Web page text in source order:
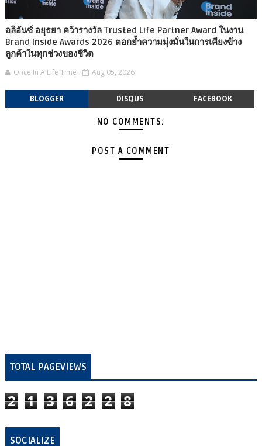
อลิอันซ์ อยุธยา คว้ารางวัล Trusted Life Partner Award ในงาน
Brand Inside Awards 2026 ตอกย้ำความมุ่งมั่นในการเคียงข้าง
ลูกค้าในทุกช่วงของชีวิต
Once In A Life Time Aug 05, 2026
BLOGGER DISQUS FACEBOOK
NO COMMENTS:
POST A COMMENT
TOTAL PAGEVIEWS
2 1 3 6 2 2 8
SOCIALIZE